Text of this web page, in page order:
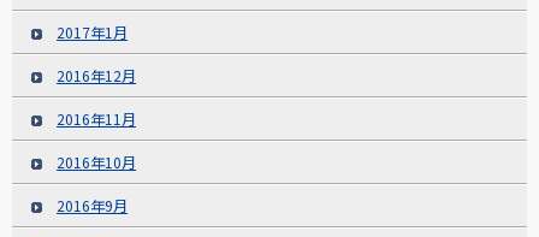
2017年1月
2016年12月
2016年11月
2016年10月
2016年9月